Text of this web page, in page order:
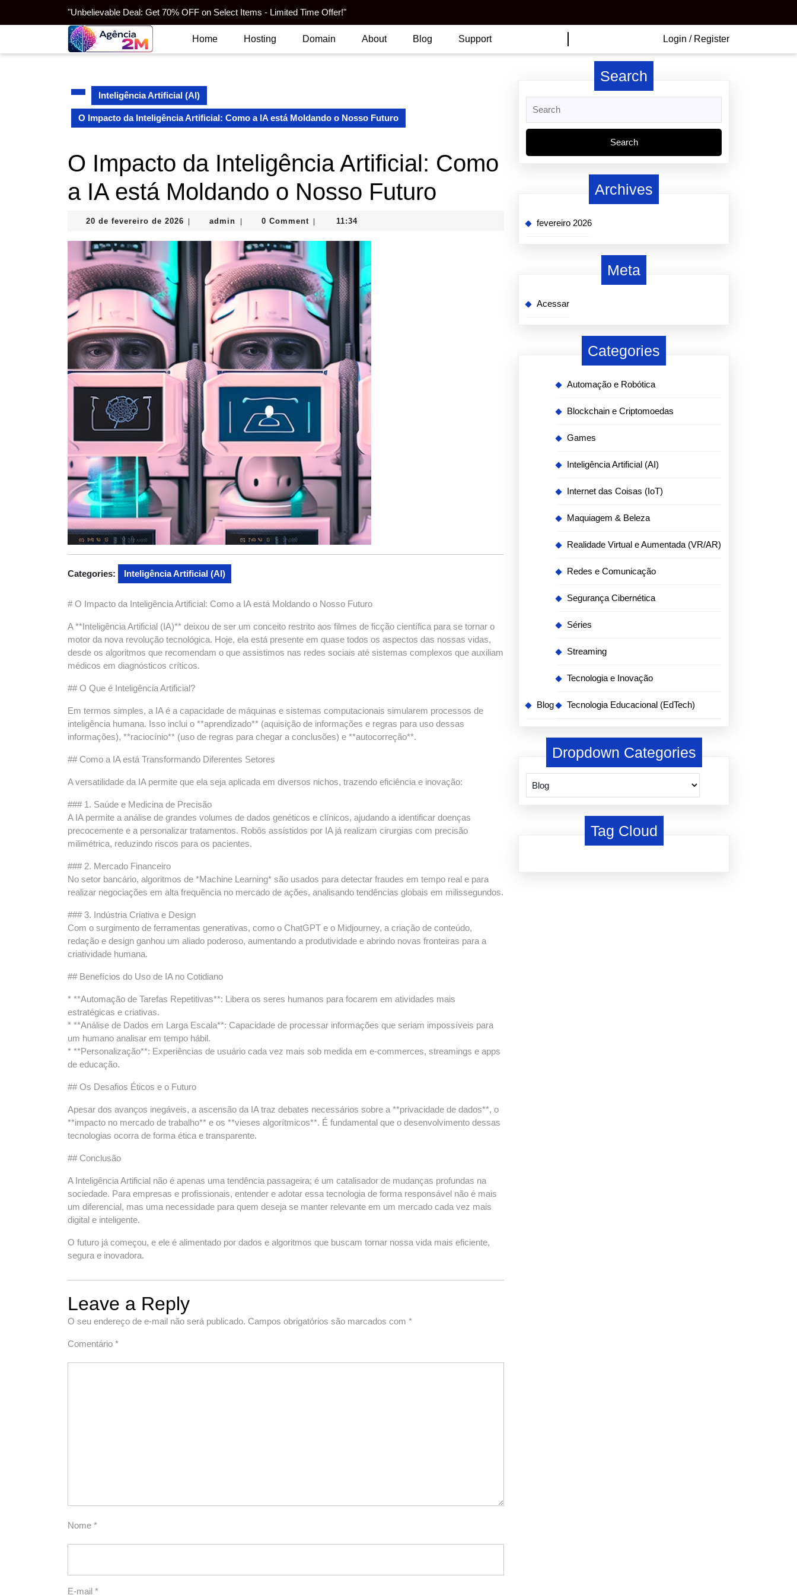
"Unbelievable Deal: Get 70% OFF on Select Items - Limited Time Offer!"
Home Hosting Domain About Blog Support Login / RegisterLogin
/
Inteligência Artificial (AI)
O Impacto da Inteligência Artificial: Como a IA está Moldando o Nosso Futuro
O Impacto da Inteligência Artificial: Como
a IA está Moldando o Nosso Futuro
20 de fevereiro de 2026 20
fevereiro
admin admin 0 Comment 11:34
Categories: Inteligência Artificial (AI)
# O Impacto da Inteligência Artificial: Como a IA está Moldando o Nosso Futuro
A **Inteligência Artificial (IA)** deixou de ser um conceito restrito aos filmes de ficção científica para se tornar o
motor da nova revolução tecnológica. Hoje, ela está presente em quase todos os aspectos das nossas vidas,
desde os algoritmos que recomendam o que assistimos nas redes sociais até sistemas complexos que auxiliam
médicos em diagnósticos críticos.
## O Que é Inteligência Artificial?
Em termos simples, a IA é a capacidade de máquinas e sistemas computacionais simularem processos de
inteligência humana. Isso inclui o **aprendizado** (aquisição de informações e regras para uso dessas
informações), **raciocínio** (uso de regras para chegar a conclusões) e **autocorreção**.
## Como a IA está Transformando Diferentes Setores
A versatilidade da IA permite que ela seja aplicada em diversos nichos, trazendo eficiência e inovação:
### 1. Saúde e Medicina de Precisão
A IA permite a análise de grandes volumes de dados genéticos e clínicos, ajudando a identificar doenças
precocemente e a personalizar tratamentos. Robôs assistidos por IA já realizam cirurgias com precisão
milimétrica, reduzindo riscos para os pacientes.
### 2. Mercado Financeiro
No setor bancário, algoritmos de *Machine Learning* são usados para detectar fraudes em tempo real e para
realizar negociações em alta frequência no mercado de ações, analisando tendências globais em milissegundos.
### 3. Indústria Criativa e Design
Com o surgimento de ferramentas generativas, como o ChatGPT e o Midjourney, a criação de conteúdo,
redação e design ganhou um aliado poderoso, aumentando a produtividade e abrindo novas fronteiras para a
criatividade humana.
## Benefícios do Uso de IA no Cotidiano
* **Automação de Tarefas Repetitivas**: Libera os seres humanos para focarem em atividades mais
estratégicas e criativas.
* **Análise de Dados em Larga Escala**: Capacidade de processar informações que seriam impossíveis para
um humano analisar em tempo hábil.
* **Personalização**: Experiências de usuário cada vez mais sob medida em e-commerces, streamings e apps
de educação.
## Os Desafios Éticos e o Futuro
Apesar dos avanços inegáveis, a ascensão da IA traz debates necessários sobre a **privacidade de dados**, o
**impacto no mercado de trabalho** e os **vieses algorítmicos**. É fundamental que o desenvolvimento dessas
tecnologias ocorra de forma ética e transparente.
## Conclusão
A Inteligência Artificial não é apenas uma tendência passageira; é um catalisador de mudanças profundas na
sociedade. Para empresas e profissionais, entender e adotar essa tecnologia de forma responsável não é mais
um diferencial, mas uma necessidade para quem deseja se manter relevante em um mercado cada vez mais
digital e inteligente.
O futuro já começou, e ele é alimentado por dados e algoritmos que buscam tornar nossa vida mais eficiente,
segura e inovadora.
Leave a Reply
O seu endereço de e-mail não será publicado. Campos obrigatórios são marcados com *
Comentário *
Nome *
E-mail *
Search
for:
Archives
fevereiro 2026
Meta
Acessar
Categories
Blog
Automação e Robótica
Blockchain e Criptomoedas
Games
Inteligência Artificial (AI)
Internet das Coisas (IoT)
Maquiagem & Beleza
Realidade Virtual e Aumentada (VR/AR)
Redes e Comunicação
Segurança Cibernética
Séries
Streaming
Tecnologia e Inovação
Tecnologia Educacional (EdTech)
Dropdown Categories
Tag Cloud